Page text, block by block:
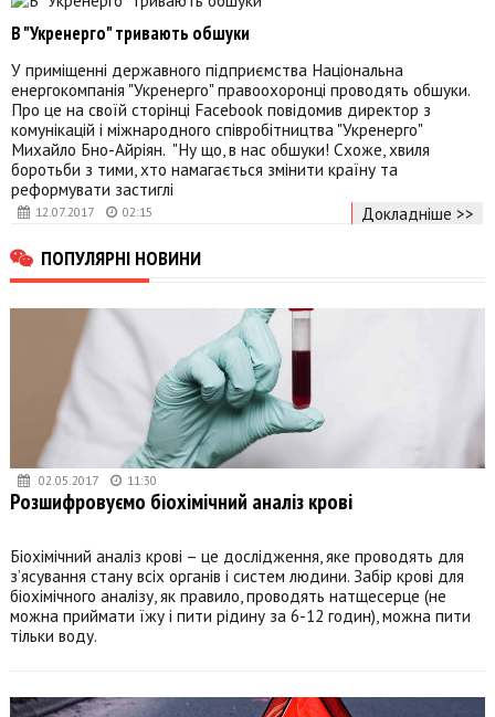
12.07.2017 02:15
В "Укренерго" тривають обшуки
У приміщенні державного підприємства Національна
енергокомпанія "Укренерго" правоохоронці проводять обшуки.
Про це на своїй сторінці Facebook повідомив директор з
комунікацій і міжнародного співробітництва "Укренерго"
Михайло Бно-Айріян. "Ну що, в нас обшуки! Схоже, хвиля
боротьби з тими, хто намагається змінити країну та
реформувати застиглі
Докладніше >>
ПОПУЛЯРНІ НОВИНИ
02.05.2017 11:30
Розшифровуємо біохімічний аналіз крові
Біохімічний аналіз крові – це дослідження, яке проводять для
з’ясування стану всіх органів і систем людини. Забір крові для
біохімічного аналізу, як правило, проводять натщесерце (не
можна приймати їжу і пити рідину за 6-12 годин), можна пити
тільки воду.